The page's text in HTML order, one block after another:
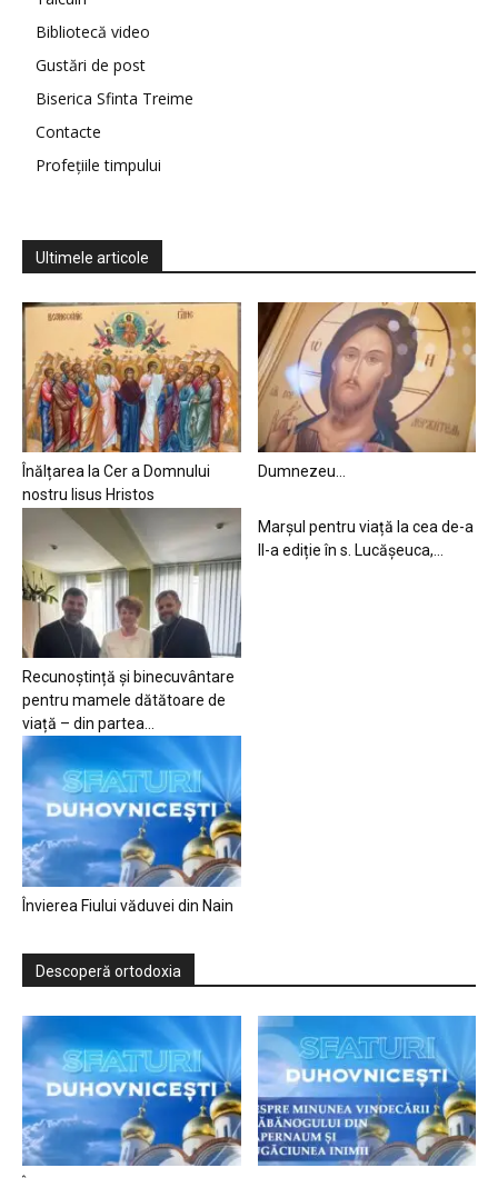
Bibliotecă video
Gustări de post
Biserica Sfinta Treime
Contacte
Profețiile timpului
Ultimele articole
Înălțarea la Cer a Domnului
nostru Iisus Hristos
Dumnezeu…
Recunoștință și binecuvântare
pentru mamele dătătoare de
viață – din partea...
Marșul pentru viață la cea de-a
II-a ediție în s. Lucășeuca,...
Învierea Fiului văduvei din Nain
Descoperă ortodoxia